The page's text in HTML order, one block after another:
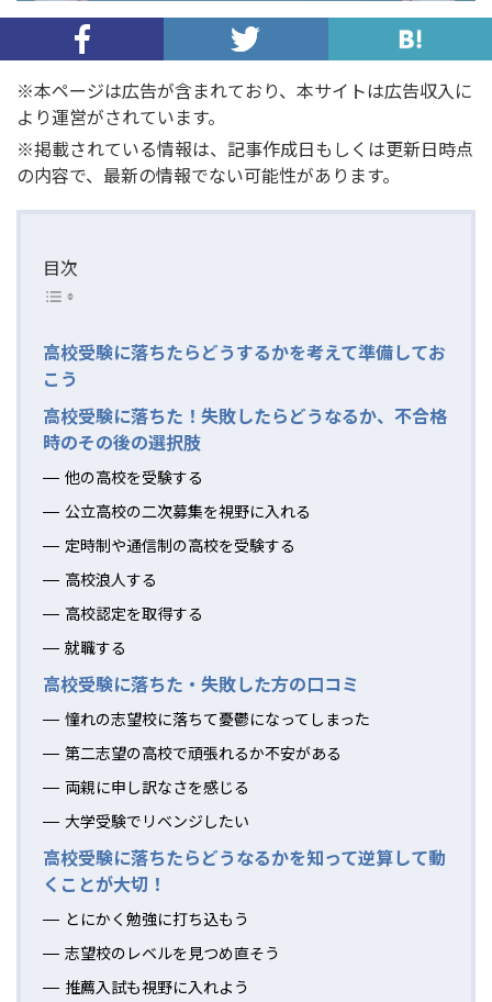
※本ページは広告が含まれており、本サイトは広告収入に
より運営がされています。
※掲載されている情報は、記事作成日もしくは更新日時点
の内容で、最新の情報でない可能性があります。
目次
高校受験に落ちたらどうするかを考えて準備してお
こう
高校受験に落ちた！失敗したらどうなるか、不合格
時のその後の選択肢
他の高校を受験する
公立高校の二次募集を視野に入れる
定時制や通信制の高校を受験する
高校浪人する
高校認定を取得する
就職する
高校受験に落ちた・失敗した方の口コミ
憧れの志望校に落ちて憂鬱になってしまった
第二志望の高校で頑張れるか不安がある
両親に申し訳なさを感じる
大学受験でリベンジしたい
高校受験に落ちたらどうなるかを知って逆算して動
くことが大切！
とにかく勉強に打ち込もう
志望校のレベルを見つめ直そう
推薦入試も視野に入れよう